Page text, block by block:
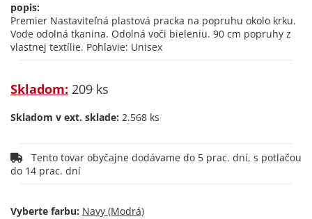
popis:
Premier Nastaviteľná plastová pracka na popruhu okolo krku.
Vode odolná tkanina. Odolná voči bieleniu. 90 cm popruhy z
vlastnej textílie. Pohlavie: Unisex
Skladom: 209 ks
Skladom v ext. sklade: 2.568 ks
do 14 prac. dní
Vyberte farbu: